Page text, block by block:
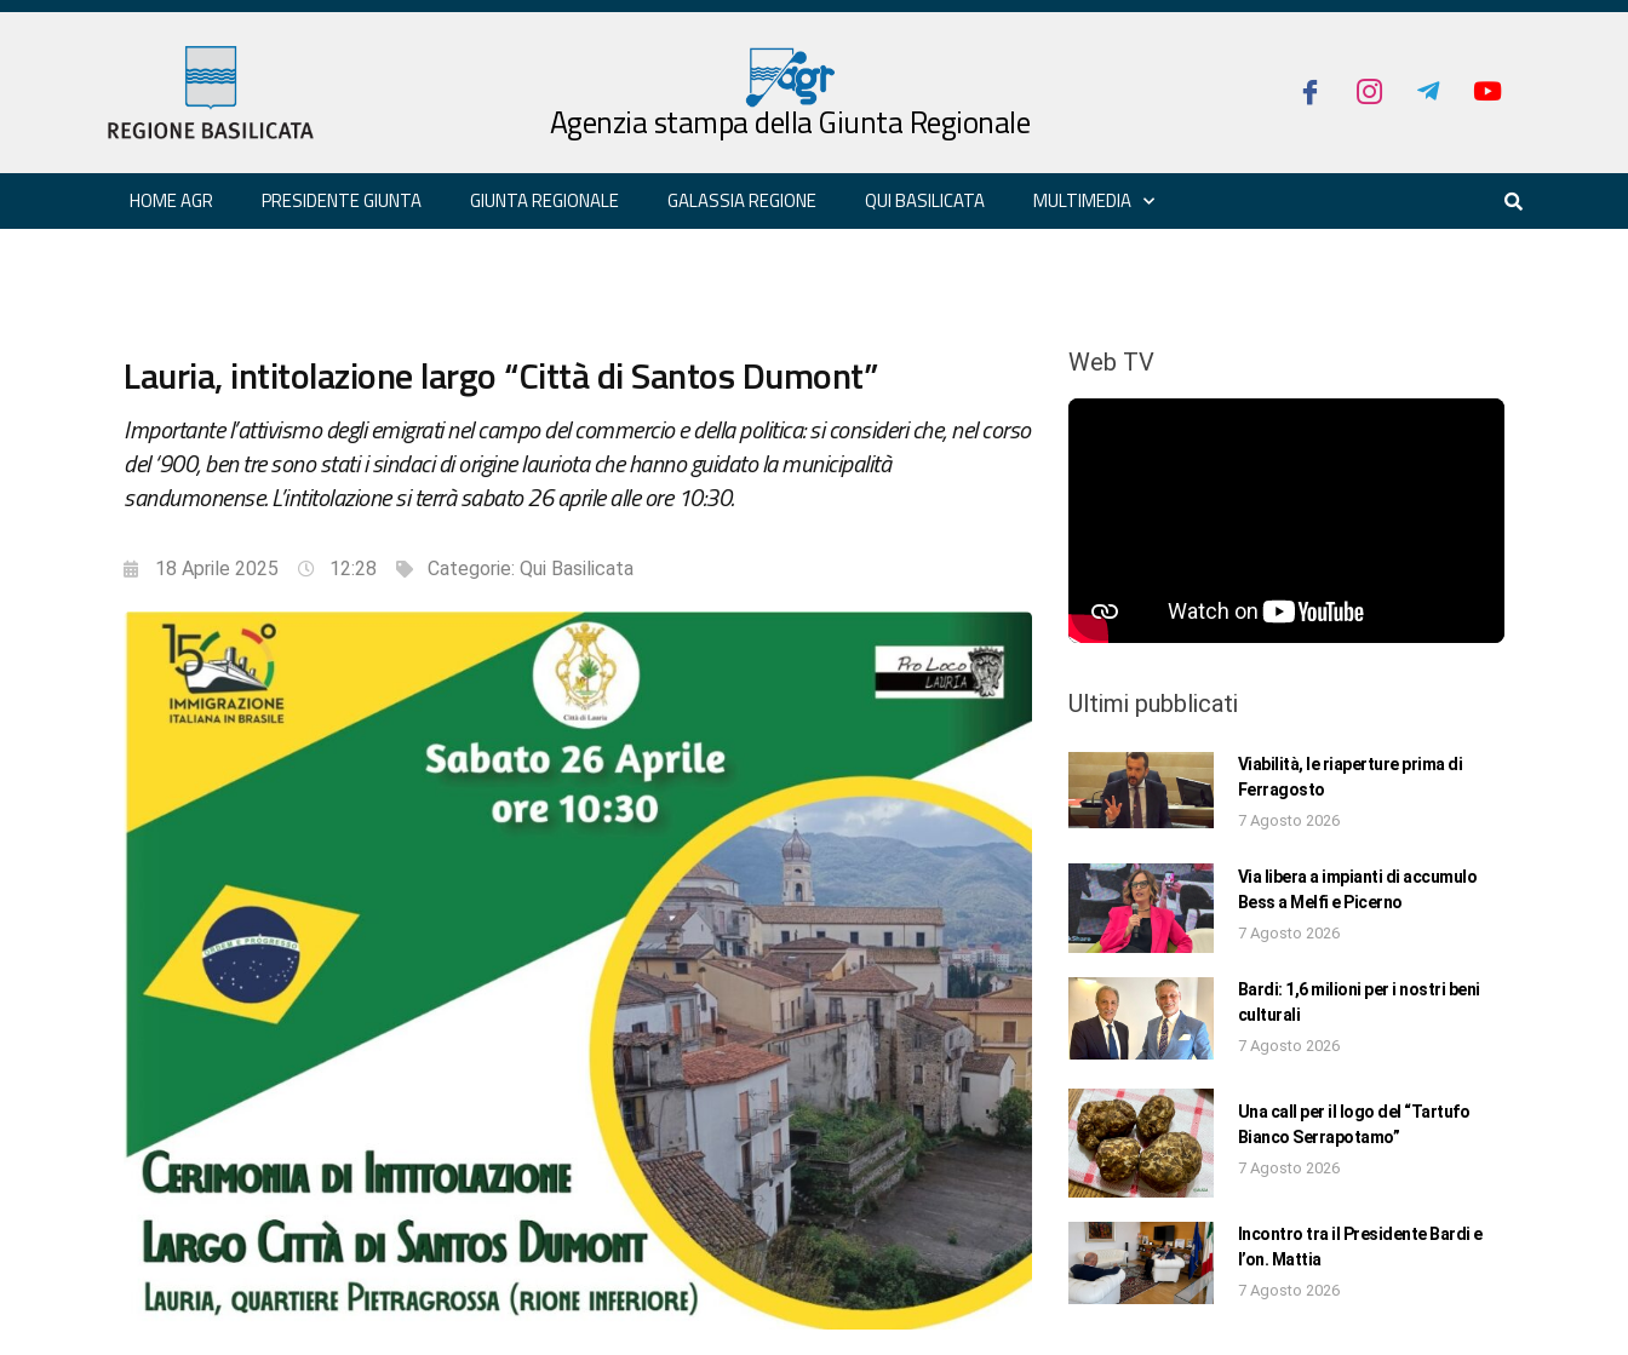
Agenzia stampa della Giunta Regionale
HOME AGR PRESIDENTE GIUNTA GIUNTA REGIONALE GALASSIA REGIONE QUI BASILICATA MULTIMEDIA
Lauria, intitolazione largo “Città di Santos Dumont”
Importante l’attivismo degli emigrati nel campo del commercio e della politica: si consideri che, nel corso
del ‘900, ben tre sono stati i sindaci di origine lauriota che hanno guidato la municipalità
sandumonense. L’intitolazione si terrà sabato 26 aprile alle ore 10:30.
18 Aprile 2025 12:28 Categorie: Qui Basilicata
Web TV
Ultimi pubblicati
Viabilità, le riaperture prima di
Ferragosto
7 Agosto 2026
Via libera a impianti di accumulo
Bess a Melfi e Picerno
7 Agosto 2026
Bardi: 1,6 milioni per i nostri beni
culturali
7 Agosto 2026
Una call per il logo del “Tartufo
Bianco Serrapotamo”
7 Agosto 2026
Incontro tra il Presidente Bardi e
l’on. Mattia
7 Agosto 2026